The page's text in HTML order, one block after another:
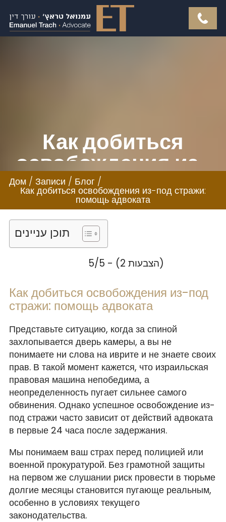
Как добиться
освобождения из-
под стражи:
помощь адвоката
Дом / Записи / Блог /
Как добиться освобождения из-под стражи:
помощь адвоката
תוכן עניינים
5/5 - (2 הצבעות)
Как добиться освобождения из-под
стражи: помощь адвоката
Представьте ситуацию, когда за спиной
захлопывается дверь камеры, а вы не
понимаете ни слова на иврите и не знаете своих
прав. В такой момент кажется, что израильская
правовая машина непобедима, а
неопределенность пугает сильнее самого
обвинения. Однако успешное освобождение из-
под стражи часто зависит от действий адвоката
в первые 24 часа после задержания.
Мы понимаем ваш страх перед полицией или
военной прокуратурой. Без грамотной защиты
на первом же слушании риск провести в тюрьме
долгие месяцы становится пугающе реальным,
особенно в условиях текущего
законодательства.